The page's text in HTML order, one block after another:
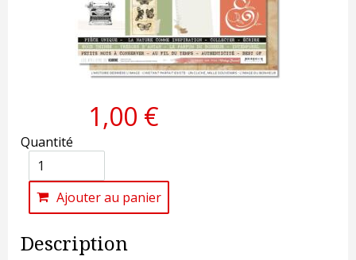
1,00 €
Quantité
Ajouter au panier
Description